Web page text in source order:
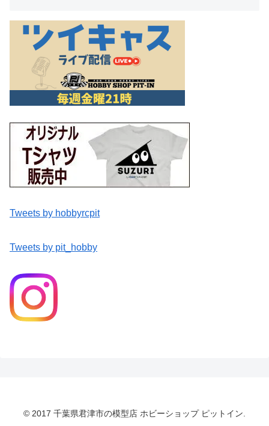
Tweets by hobbyrcpit
Tweets by pit_hobby
© 2017 千葉県君津市の模型店 ホビーショップ ピットイン.